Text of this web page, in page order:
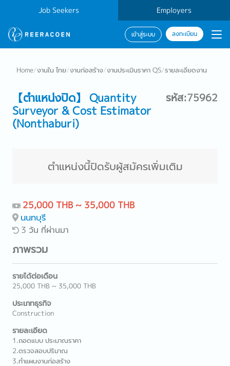
Job Seekers Employers
เข้าสู่ระบบ ลงทะเบียน
Home/งานใน ไทย/งานก่อสร้าง/งานประเมินราคา QS/รายละเอียดงาน
【ตำแหน่งปิด】 Quantity
Surveyor & Cost Estimator
(Nonthaburi)
รหัส:75962
ตำแหน่งนี้ปิดรับผู้สมัครเพิ่มเติม
25,000 THB ~ 35,000 THB
นนทบุรี
3 วัน ที่ผ่านมา
ภาพรวม
รายได้ต่อเดือน
25,000 THB ~ 35,000 THB
ประเภทธุรกิจ
Construction
รายละเอียด
1.ถอดแบบ ประมาณราคา
2.ตรวจสอบปริมาณ
3.ทำแผนงานก่อสร้าง